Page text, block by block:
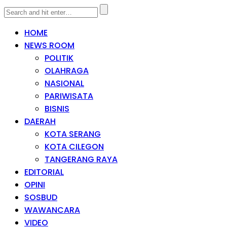
HOME
NEWS ROOM
POLITIK
OLAHRAGA
NASIONAL
PARIWISATA
BISNIS
DAERAH
KOTA SERANG
KOTA CILEGON
TANGERANG RAYA
EDITORIAL
OPINI
SOSBUD
WAWANCARA
VIDEO